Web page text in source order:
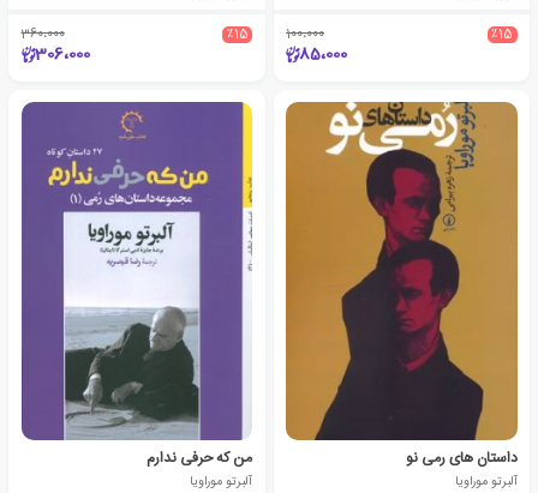
٪15 100،000
85،000
٪15 360،000
306،000
داستان های رمی نو
آلبرتو موراویا
من که حرفی ندارم
آلبرتو موراویا